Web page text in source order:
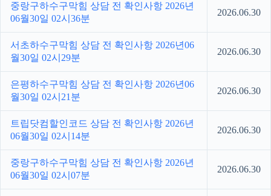
중랑구하수구막힘 상담 전 확인사항 2026년
06월30일 02시36분
2026.06.30
서초하수구막힘 상담 전 확인사항 2026년06
월30일 02시29분
2026.06.30
은평하수구막힘 상담 전 확인사항 2026년06
월30일 02시21분
2026.06.30
트립닷컴할인코드 상담 전 확인사항 2026년
06월30일 02시14분
2026.06.30
중랑구하수구막힘 상담 전 확인사항 2026년
06월30일 02시07분
2026.06.30